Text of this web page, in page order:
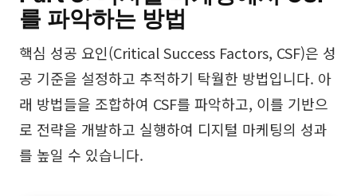
를 파악하는 방법
핵심 성공 요인(Critical Success Factors, CSF)은 성
공 기준을 설정하고 추적하기 탁월한 방법입니다. 아
래 방법들을 조합하여 CSF를 파악하고, 이를 기반으
로 전략을 개발하고 실행하여 디지털 마케팅의 성과
를 높일 수 있습니다.